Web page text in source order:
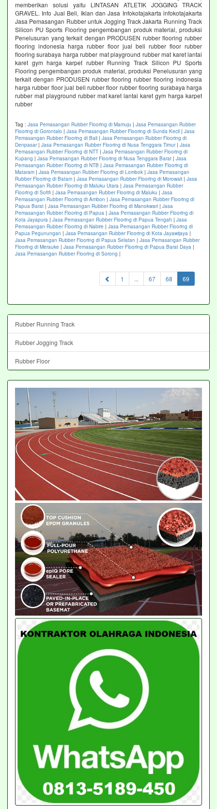
memberikan solusi yaitu LINTASAN ATLETIK JOGGING TRACK
GRAVEL. Info Jual Beli, Iklan dan Jasa Infokotajakarta infokotajakarta
Jasa Pemasangan Rubber untuk Jogging Track Jakarta Running Track
Silicon PU Sports Flooring pengembangan produk material, produksi
Penelusuran yang terkait dengan PRODUSEN rubber flooring rubber
flooring indonesia harga rubber floor jual beli rubber floor rubber
flooring surabaya harga rubber mat playground rubber mat karet lantai
karet gym harga karpet rubber Running Track Silicon PU Sports
Flooring pengembangan produk material, produksi Penelusuran yang
terkait dengan PRODUSEN rubber flooring rubber flooring indonesia
harga rubber floor jual beli rubber floor rubber flooring surabaya harga
rubber mat playground rubber mat karet lantai karet gym harga karpet
rubber
Tag : Jasa Pemasangan Rubber Flooring di Mamuju | Jasa Pemasangan Rubber
Flooring di Gorontalo | Jasa Pemasangan Rubber Flooring di Sunda Kecil | Jasa
Pemasangan Rubber Flooring di Bali | Jasa Pemasangan Rubber Flooring di
Denpasar| Jasa Pemasangan Rubber Flooring di Nusa Tenggara Timur| Jasa
Pemasangan Rubber Flooring di NTT | Jasa Pemasangan Rubber Flooring di
Kupang | Jasa Pemasangan Rubber Flooring di Nusa Tenggara Barat | Jasa
Pemasangan Rubber Flooring di NTB | Jasa Pemasangan Rubber Flooring di
Mataram | Jasa Pemasangan Rubber Flooring di Lombok | Jasa Pemasangan
Rubber Flooring di Batam | Jasa Pemasangan Rubber Flooring di Morowali | Jasa
Pemasangan Rubber Flooring di Maluku Utara | Jasa Pemasangan Rubber
Flooring di Sofifi | Jasa Pemasangan Rubber Flooring di Maluku | Jasa
Pemasangan Rubber Flooring di Ambon | Jasa Pemasangan Rubber Flooring di
Papua Barat | Jasa Pemasangan Rubber Flooring di Manokwari | Jasa
Pemasangan Rubber Flooring di Papua | Jasa Pemasangan Rubber Flooring di
Kota Jayapura | Jasa Pemasangan Rubber Flooring di Papua Tengah | Jasa
Pemasangan Rubber Flooring di Nabire | Jasa Pemasangan Rubber Flooring di
Papua Pegunungan | Jasa Pemasangan Rubber Flooring di Kota Jayawijaya |
Jasa Pemasangan Rubber Flooring di Papua Selatan | Jasa Pemasangan Rubber
Flooring di Merauke | Jasa Pemasangan Rubber Flooring di Papua Barat Daya |
Jasa Pemasangan Rubber Flooring di Sorong |
1 ... 67 68 69
Rubber Running Track
Rubber Jogging Track
Rubber Floor